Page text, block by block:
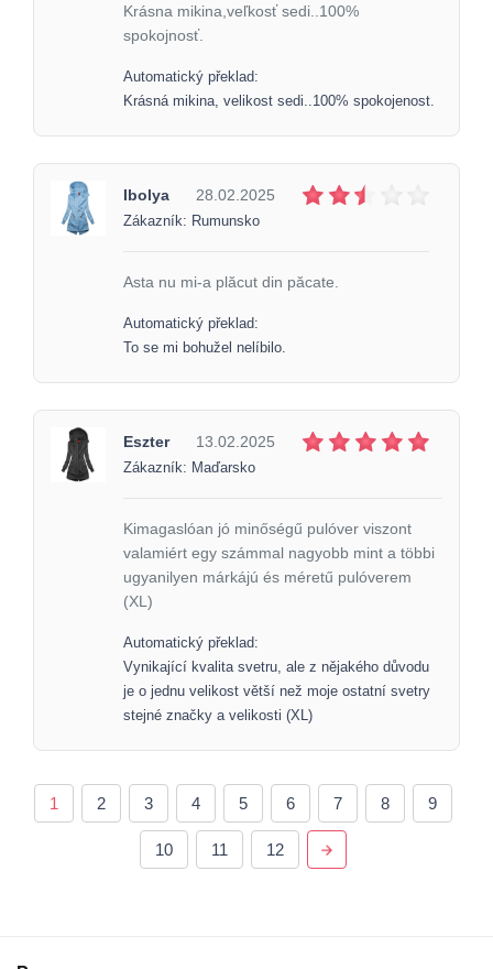
Krásna mikina,veľkosť sedi..100%
spokojnosť.
Automatický překlad:
Krásná mikina, velikost sedi..100% spokojenost.
Ibolya 28.02.2025
Zákazník: Rumunsko
Asta nu mi-a plăcut din păcate.
Automatický překlad:
To se mi bohužel nelíbilo.
Eszter 13.02.2025
Zákazník: Maďarsko
Kimagaslóan jó minőségű pulóver viszont
valamiért egy számmal nagyobb mint a többi
ugyanilyen márkájú és méretű pulóverem
(XL)
Automatický překlad:
Vynikající kvalita svetru, ale z nějakého důvodu
je o jednu velikost větší než moje ostatní svetry
stejné značky a velikosti (XL)
1 2 3 4 5 6 7 8 9
10 11 12